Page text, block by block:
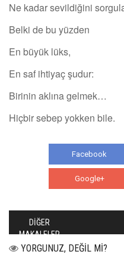
Ne kadar sevildiğini
Belki de bu yüzden
En büyük lüks,
En saf ihtiyaç şudur:
Birinin aklına gelmek…
Hiçbir sebep yokken bile.
Facebook
Google+
DİĞER
MAKALELER
YORGUNUZ, DEĞİL Mİ?